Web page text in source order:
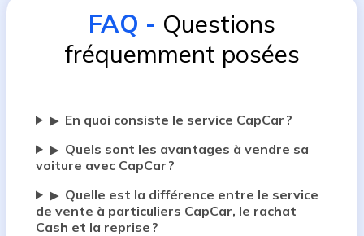
FAQ - Questions
fréquemment posées
▶ En quoi consiste le service CapCar ?
▶ Quels sont les avantages à vendre sa
voiture avec CapCar ?
▶ Quelle est la différence entre le service
de vente à particuliers CapCar, le rachat
Cash et la reprise ?